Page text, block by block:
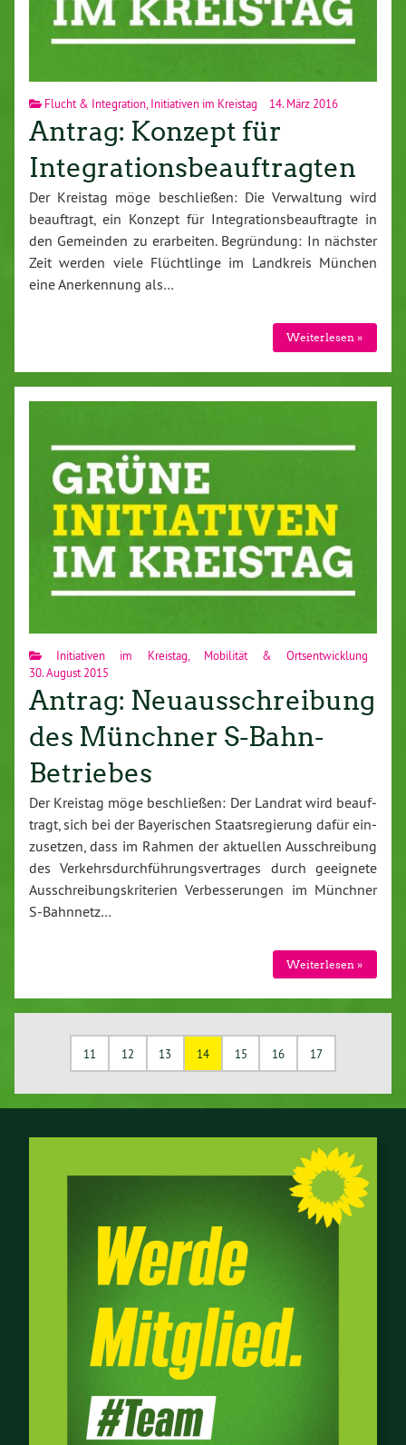
Flucht & Integration Initiativen im Kreistag 14. März 2016
Antrag: Konzept für
Integrationsbeauftragten
Der Kreistag möge be­schlie­ßen: Die Ver­wal­tung wird
be­auf­tragt, ein Konzept für In­te­gra­ti­ons­be­auf­trag­te in
den Gemeinden zu er­ar­bei­ten. Be­grün­dung: In nächster
Zeit werden viele Flücht­lin­ge im Landkreis München
eine An­er­ken­nung als…
Wei­ter­le­sen »
Initiativen im Kreistag
Mobilität & Ortsentwicklung
30. August 2015
Antrag: Neuausschreibung
des Münchner S-Bahn-
Betriebes
Der Kreistag möge be­schlie­ßen: Der Landrat wird be­auf­
tragt, sich bei der Baye­ri­schen Staats­re­gie­rung dafür ein­
zu­set­zen, dass im Rahmen der aktuellen Aus­schrei­bung
des Ver­kehrs­durch­füh­rungs­ver­tra­ges durch geeignete
Aus­schrei­bungs­kri­te­ri­en Ver­bes­se­run­gen im Münchner
S-Bahn­netz…
Wei­ter­le­sen »
11 12 13 14 15 16 17